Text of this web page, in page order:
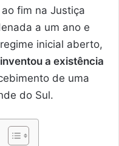
fim na Justiça
a um ano e
inicial aberto,
inventou a existência
de uma
do Sul.